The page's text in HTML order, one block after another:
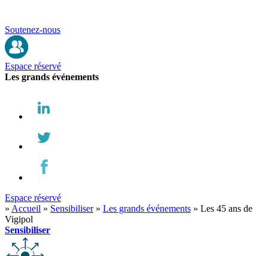
Soutenez-nous
Espace réservé
Les grands événements
Espace réservé
» Accueil » Sensibiliser» Les grands événements » Les 45 ans de
Vigipol
Sensibiliser